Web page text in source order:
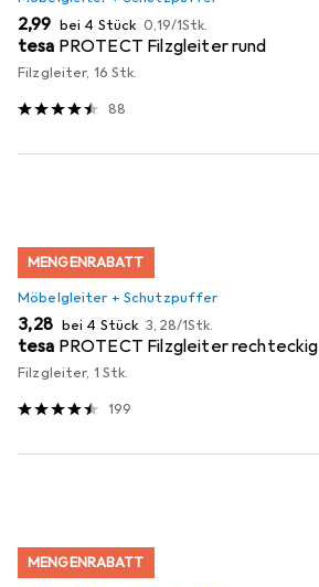
EUR
2,99 bei 4 Stück EUR
0,19/1Stk.
tesa PROTECT Filzgleiter rund
Filzgleiter, 16 Stk.
88
MENGENRABATT
Möbelgleiter + Schutzpuffer
EUR
3,28 bei 4 Stück EUR
3,28/1Stk.
tesa PROTECT Filzgleiter rechteckig
Filzgleiter, 1 Stk.
199
MENGENRABATT